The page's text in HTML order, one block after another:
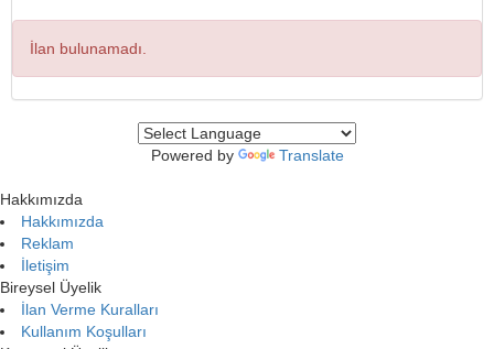
İlan bulunamadı.
Powered by Translate
Hakkımızda
Hakkımızda
Reklam
İletişim
Bireysel Üyelik
İlan Verme Kuralları
Kullanım Koşulları